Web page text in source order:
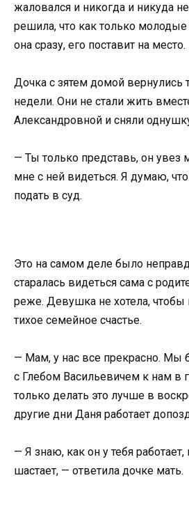
жаловался и никогда и никуда
решила, что как только молодые
она сразу, его поставит на место.
Дочка с зятем домой вернулись
недели. Они не стали жить
Александровной и сняли
— Ты только представь, он увез
мне с ней видеться. Я думаю,
подать в суд.
Это на самом деле было
старалась видеться сама с
реже. Девушка не хотела, чтобы
тихое семейное счастье.
— Мам, у нас все прекрасно. Мы
с Глебом Васильевичем к нам в
только делать это лучше в
другие дни Даня работает
— Я знаю, как он у тебя
шастает, — ответила дочке мать.